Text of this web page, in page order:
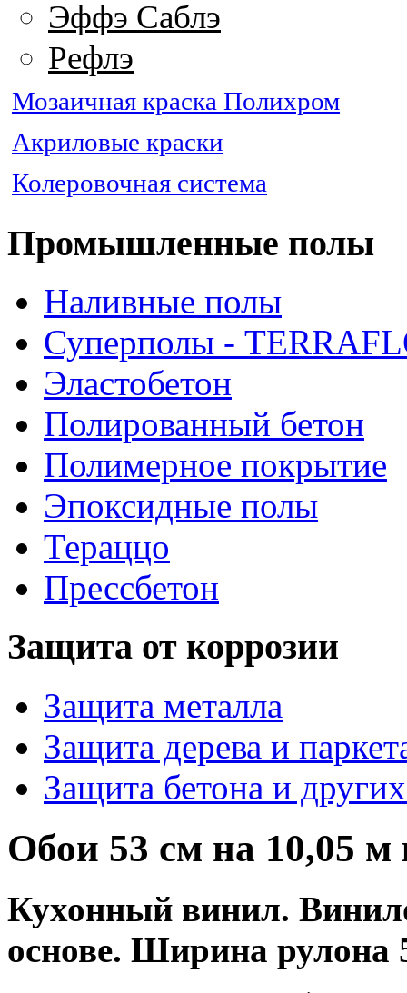
Эффэ Саблэ
Рефлэ
Мозаичная краска Полихром
Акриловые краски
Колеровочная система
Промышленные полы
Наливные полы
Суперполы -
Эластобетон
Полированный бетон
Полимерное покрытие
Эпоксидные полы
Тераццо
Прессбетон
Защита от коррозии
Защита металла
Защита дерева и
Защита бетона и
Обои 53 см на 10,05
Кухонный винил. В
основе. Ширина рулона